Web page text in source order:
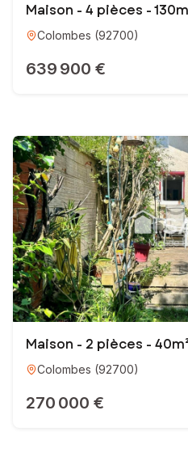
Maison - 4 pièces -
Colombes (92700)
639 900 €
Maison - 2 pièces - 40m²
Colombes (92700)
270 000 €